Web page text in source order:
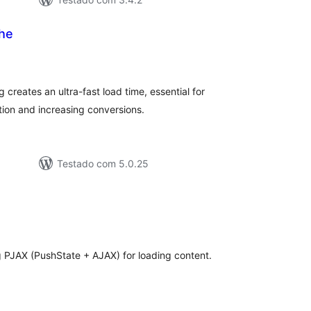
creates an ultra-fast load time, essential for
and increasing conversions.
Testado com 5.0.25
(PushState + AJAX) for loading content.